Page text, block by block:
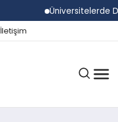
Üniversitelerde
İletişim